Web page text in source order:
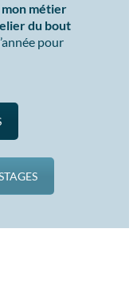
métier
du bout
pour